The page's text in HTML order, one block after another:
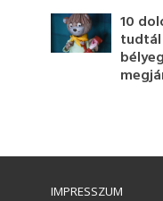
10
tudtál
IMPRESSZUM